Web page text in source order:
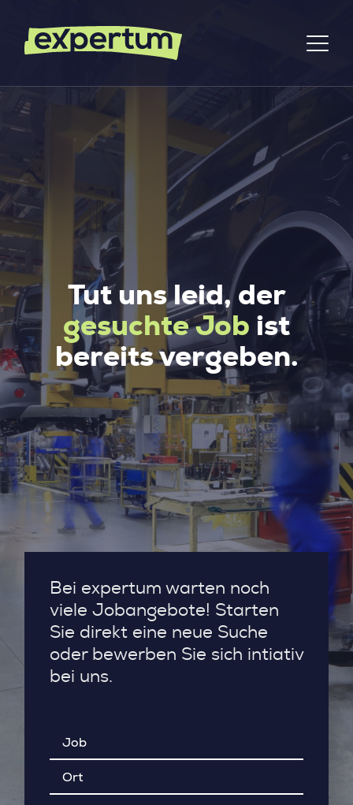
Tut uns leid, der
gesuchte Job ist
bereits vergeben.
Bei expertum warten noch
viele Jobangebote! Starten
Sie direkt eine neue Suche
oder bewerben Sie sich intiativ
bei uns.